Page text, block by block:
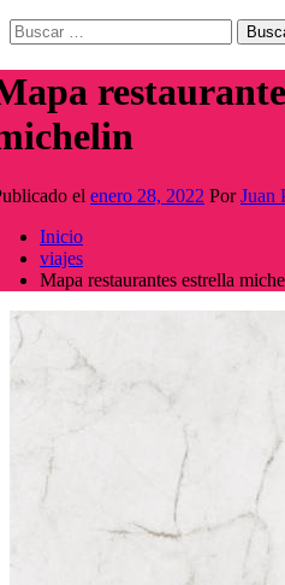
Buscar:
el enero 28, 2022 PorJuan
Inicio
viajes
Mapa restaurantes estrella